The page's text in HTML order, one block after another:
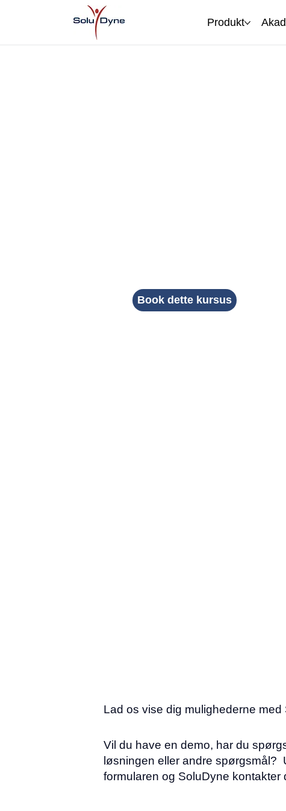
Produkt
Book dette kursus
Lad os vise dig mulighederne med
Vil du have en demo, har du
løsningen eller andre spørgsmål?
formularen og SoluDyne kontakter